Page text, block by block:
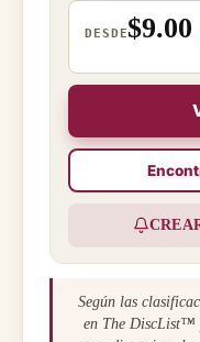
DESDE$9.00
Según las
en The DiscList™